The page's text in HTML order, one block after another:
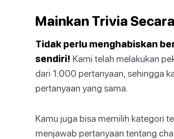
Mainkan Trivia
Tidak perlu menghabiskan
sendiri! Kami telah melakukan
dari 1.000 pertanyaan, sehingga
pertanyaan yang sama.
Kamu juga bisa memilih kategori
menjawab pertanyaan tentang